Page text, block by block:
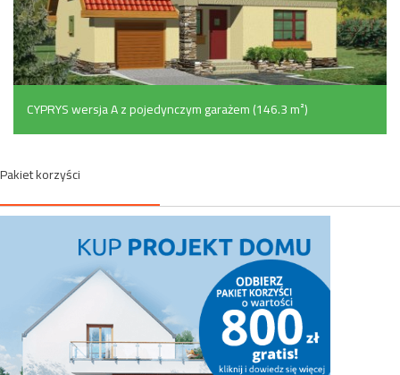
CYPRYS wersja A z pojedynczym garażem (146.3 m²)
Pakiet korzyści